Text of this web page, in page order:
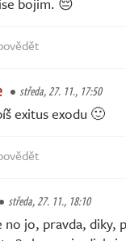
středa, 27. 11., 17:50
exitus exodu 🙂
středa, 27. 11., 18:10
no jo, pravda, diky,